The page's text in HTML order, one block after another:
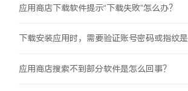
应用商店下载软件提示“下载失败”怎么办？
下载安装应用时，需要验证账号密码或指纹是
应用商店搜索不到部分软件是怎么回事？